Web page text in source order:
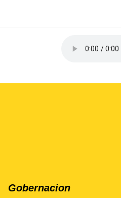
Gobernacion